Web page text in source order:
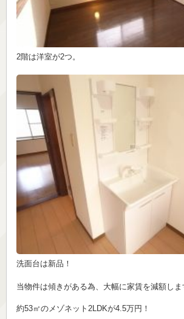
当物件は傾きがある為、大幅に家賃を減額しま
約53㎡のメゾネット2LDKが4.5万円！
2階は洋室が2つ。
洗面台は新品！